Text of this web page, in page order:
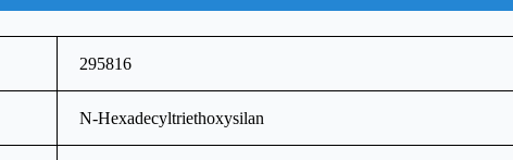
295816
N-Hexadecyltriethoxysilan